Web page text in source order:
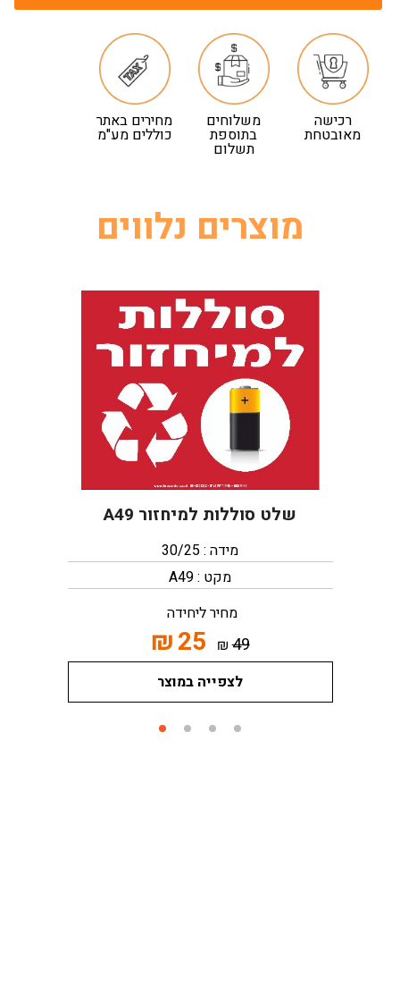
רכישה
מאובטחת
משלוחים
בתוספת
תשלום
מחירים באתר
כוללים מע"מ
מוצרים נלווים
שלט סוללות למיחזור A49
מידה : 30/25
מקט : A49
מחיר ליחידה
49
₪
25
₪
לצפייה במוצר